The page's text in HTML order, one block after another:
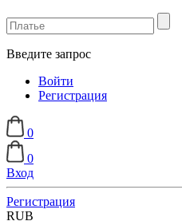
Введите запрос
Войти
Регистрация
0
0
Вход
Регистрация
RUB